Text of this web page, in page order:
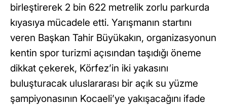
birleştirerek 2 bin 622 metrelik zorlu parkurda
kıyasıya mücadele etti. Yarışmanın startını
veren Başkan Tahir Büyükakın, organizasyonun
kentin spor turizmi açısından taşıdığı öneme
dikkat çekerek, Körfez’in iki yakasını
buluşturacak uluslararası bir açık su yüzme
şampiyonasının Kocaeli’ye yakışacağını ifade